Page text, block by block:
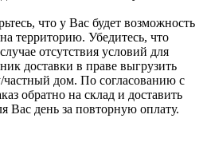
что у Вас будет возможность
территорию. Убедитесь, что
отсутствия условий для
доставки в праве выгрузить
частный дом. По согласованию с
обратно на склад и доставить
Вас день за повторную оплату.